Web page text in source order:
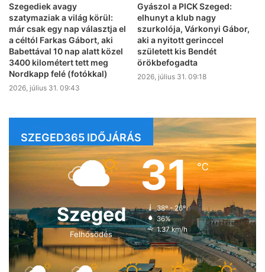
Szegediek avagy
szatymaziak a világ körül:
már csak egy nap választja el
a céltól Farkas Gábort, aki
Babettával 10 nap alatt közel
3400 kilométert tett meg
Nordkapp felé (fotókkal)
2026, július 31. 09:43
Gyászol a PICK Szeged:
elhunyt a klub nagy
szurkolója, Várkonyi Gábor,
aki a nyitott gerinccel
született kis Bendét
örökbefogadta
2026, július 31. 09:18
SZEGED365 IDŐJÁRÁS
Szeged
Felhősödés
31℃
38º - 26º
36%
1.37 km/h